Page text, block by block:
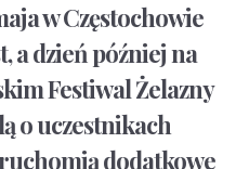
w Częstochowie
a dzień później na
Festiwal Żelazny
o uczestnikach
dodatkowe